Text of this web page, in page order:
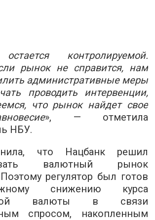
контролируемой.
рынок не справится, нам
административные меры
проводить интервенции,
что рынок найдет свое
», — отметила
НБУ.
что Нацбанк решил
валютный рынок
регулятор был готов
снижению курса
валюты в связи
спросом, накопленным